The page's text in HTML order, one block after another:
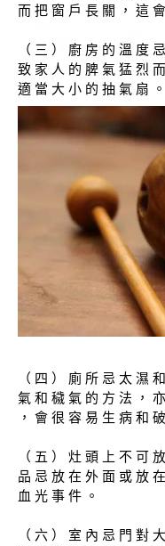
而 把 窗 戶 長 關 ， 這
（ 三 ） 廚 房 的 溫 度
致 家 人 的 脾 氣 猛 烈
適 當 大 小 的 抽 氣 扇 。
（ 四 ） 廁 所 忌 太 濕
氣 和 穢 氣 的 方 法 ，
， 會 很 容 易 生 病 和
（ 五 ） 灶 頭 上 不 可
品 忌 放 在 外 面 或 放
血 光 事 件 。
（ 六 ） 室 內 忌 門 對